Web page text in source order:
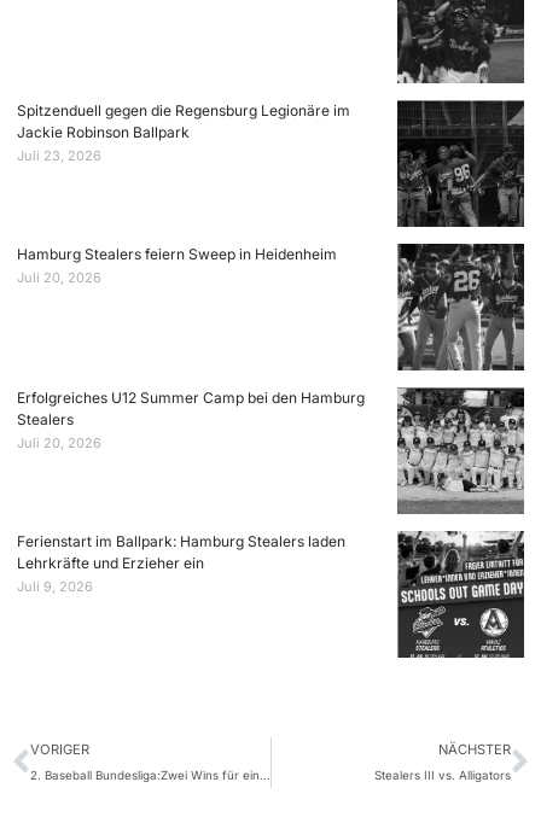
Spitzenduell gegen die Regensburg Legionäre im
Jackie Robinson Ballpark
Juli 23, 2026
Hamburg Stealers feiern Sweep in Heidenheim
Juli 20, 2026
Erfolgreiches U12 Summer Camp bei den Hamburg
Stealers
Juli 20, 2026
Ferienstart im Ballpark: Hamburg Stealers laden
Lehrkräfte und Erzieher ein
Juli 9, 2026
VORIGER NÄCHSTER
Stealers III vs. Alligators